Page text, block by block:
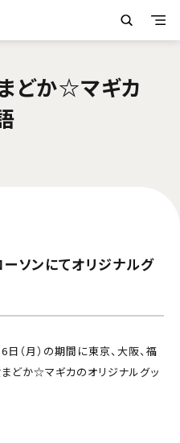
どか☆マギカ
ーソンにてオリジナルグ
月）の期間に東京、大阪、福
どか☆マギカのオリジナルグッ